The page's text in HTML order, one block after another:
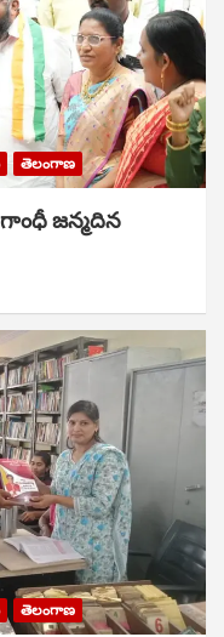
తెలంగాణ
జ‌న్మ‌దిన
తెలంగాణ